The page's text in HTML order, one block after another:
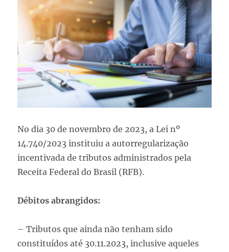
No dia 30 de novembro de 2023, a Lei nº
14.740/2023 instituiu a autorregularização
incentivada de tributos administrados pela
Receita Federal do Brasil (RFB).
Débitos abrangidos:
– Tributos que ainda não tenham sido
constituídos até 30.11.2023, inclusive aqueles